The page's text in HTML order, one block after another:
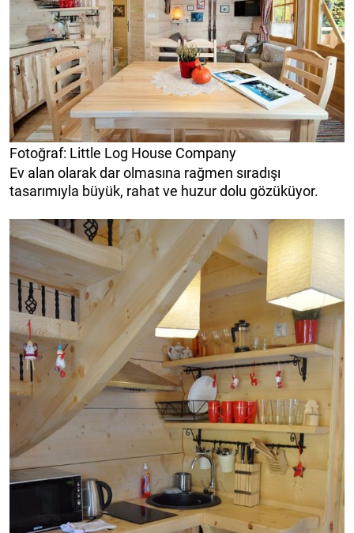
Fotoğraf: Little Log House Company
Ev alan olarak dar olmasına rağmen sıradışı
tasarımıyla büyük, rahat ve huzur dolu gözüküyor.